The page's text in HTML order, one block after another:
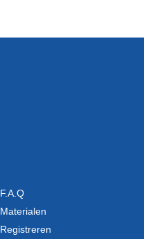
F.A.Q
Materialen
Registreren